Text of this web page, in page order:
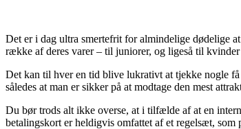
Det er i dag ultra smertefrit for almindelige dødelige
række af deres varer – til juniorer, og ligeså til
Det kan til hver en tid blive lukrativt at tjekke nogle
således at man er sikker på at modtage den mest
Du bør trods alt ikke overse, at i tilfælde af at en
betalingskort er heldigvis omfattet af et regelsæt,